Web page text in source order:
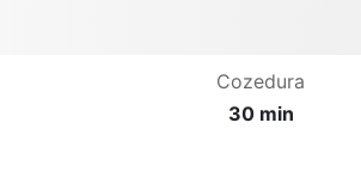
Cozedura
30 min